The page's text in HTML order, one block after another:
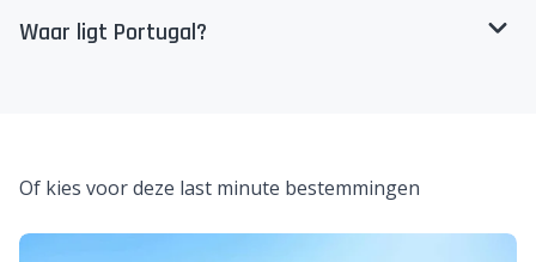
Waar ligt Portugal?
Of kies voor deze last minute bestemmingen